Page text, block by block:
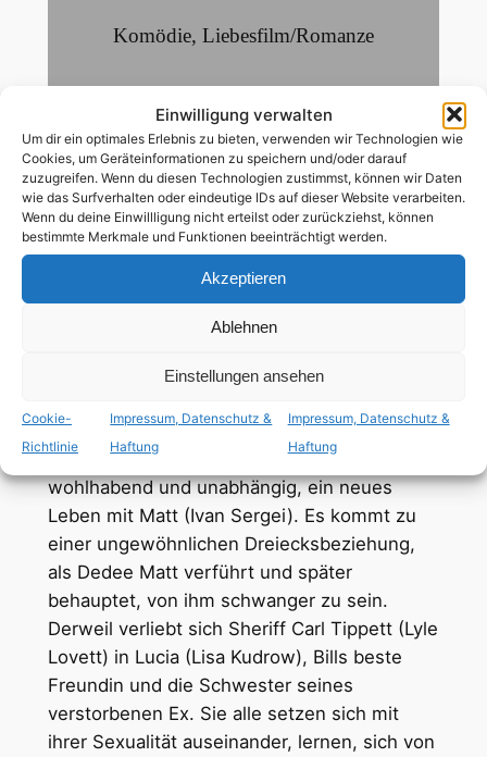
Einwilligung verwalten
Um dir ein optimales Erlebnis zu bieten, verwenden wir Technologien wie
Cookies, um Geräteinformationen zu speichern und/oder darauf
zuzugreifen. Wenn du diesen Technologien zustimmst, können wir Daten
wie das Surfverhalten oder eindeutige IDs auf dieser Website verarbeiten.
Wenn du deine Einwillligung nicht erteilst oder zurückziehst, können
bestimmte Merkmale und Funktionen beeinträchtigt werden.
Akzeptieren
Ablehnen
Einstellungen ansehen
Cookie-
Richtlinie
Impressum, Datenschutz &
Haftung
Impressum, Datenschutz &
Haftung
Komödie, Liebesfilm/Romanze
101 Min
deutsch,englisch
ab 16 Jahren
schwule Hauptrolle
mit Halbbruder Bill (Martin Donovan), einem
landet in einer Kleinstadt in Indiana. Nach
dem Tod seines Partners versucht Bill, nun
wohlhabend und unabhängig, ein neues
Leben mit Matt (Ivan Sergei). Es kommt zu
einer ungewöhnlichen Dreiecksbeziehung,
als Dedee Matt verführt und später
behauptet, von ihm schwanger zu sein.
Derweil verliebt sich Sheriff Carl Tippett (Lyle
Lovett) in Lucia (Lisa Kudrow), Bills beste
Freundin und die Schwester seines
verstorbenen Ex. Sie alle setzen sich mit
ihrer Sexualität auseinander, lernen, sich von